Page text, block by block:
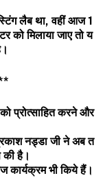
टिंग लैब था,वहीं आज1
को मिलाया जाए तो य
को प्रोत्साहित करने और
नड्डा जी ने अब त
की है।
कार्यक्रम भी किये हैं।